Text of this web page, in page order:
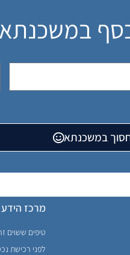
במשכנתא
מרכז הידע
טיפים ששוים
לפני רכישת